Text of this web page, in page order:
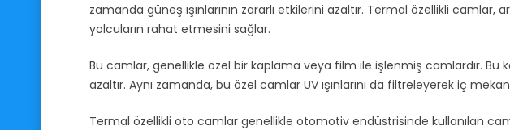
zamanda güneş ışınlarının zararlı etkilerini azaltır. Termal özellikli
yolcuların rahat etmesini sağlar.
Bu camlar, genellikle özel bir kaplama veya film ile işlenmiş camlardır. Bu
azaltır. Aynı zamanda, bu özel camlar UV ışınlarını da filtreleyerek iç
Termal özellikli oto camlar genellikle otomotiv endüstrisinde kullanılan